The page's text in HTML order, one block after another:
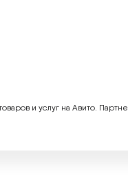
и услуг на Авито.